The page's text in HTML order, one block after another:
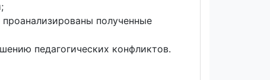
полученные
педагогических конфликтов.